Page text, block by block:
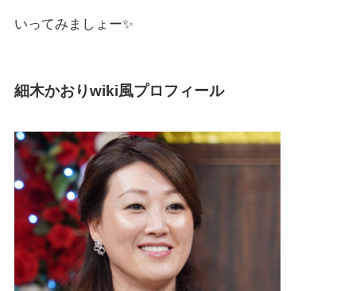
いってみましょー✨
細木かおりwiki風プロフィール